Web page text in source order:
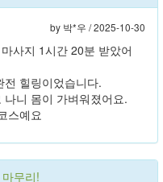
by 박*우 /2025-10-30
사지 1시간 20분 받았어
힐링이었습니다.
니 몸이 가벼워졌어요.
스예요
무리!